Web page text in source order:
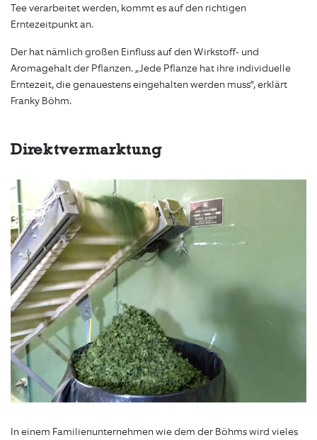
Tee verarbeitet werden, kommt es auf den richtigen
Erntezeitpunkt an.
Der hat nämlich großen Einfluss auf den Wirkstoff- und
Aromagehalt der Pflanzen. „Jede Pflanze hat ihre individuelle
Erntezeit, die genauestens eingehalten werden muss“, erklärt
Franky Böhm.
Direktvermarktung
In einem Familienunternehmen wie dem der Böhms wird vieles